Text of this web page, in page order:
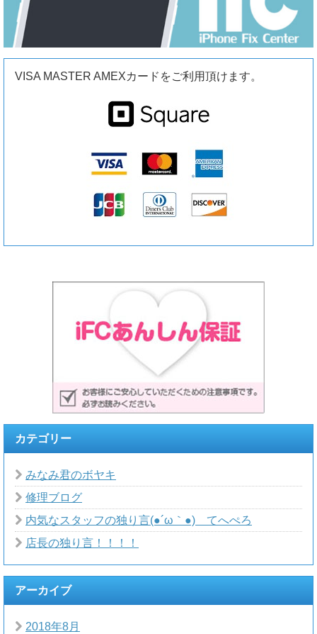
VISA MASTER AMEXカードをご利用頂けます。
カテゴリー
みなみ君のボヤキ
修理ブログ
内気なスタッフの独り言(●´ω｀●)ゞてへぺろ
店長の独り言！！！！
アーカイブ
2018年8月